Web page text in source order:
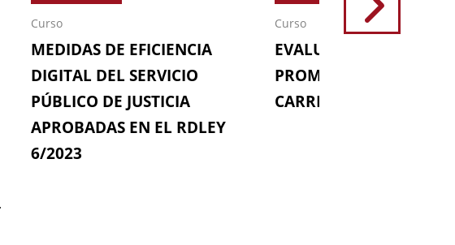
Curso
MEDIDAS DE EFICIENCIA
DIGITAL DEL SERVICIO
PÚBLICO DE JUSTICIA
APROBADAS EN EL RDLEY
6/2023
Curso
EVALUACIONES (64ª
PROMOCIÓN DE LA
CARRERA FISCAL)